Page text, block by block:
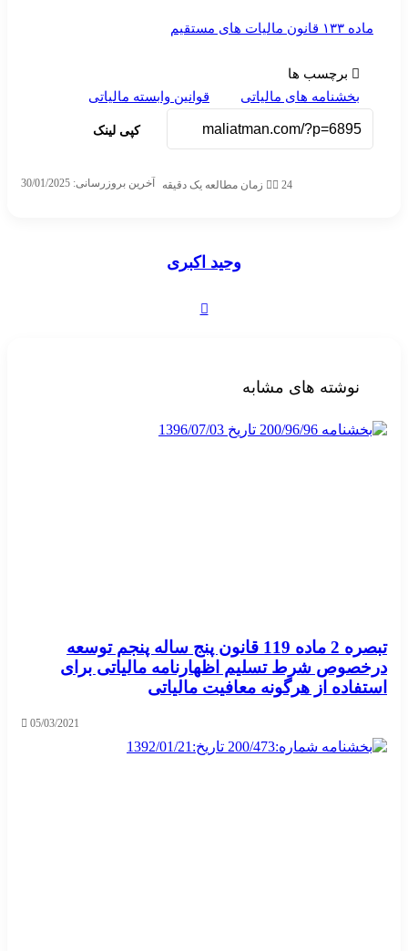
ماده ۱۳۳ قانون مالیات های مستقیم
برچسب ها
بخشنامه های مالیاتی
قوانین وابسته مالیاتی
کپی لینک
آخرین بروزرسانی: 30/01/2025 24 زمان مطالعه یک دقیقه
وحید اکبری
وبسایت
نوشته های مشابه
تبصره 2 ماده 119 قانون پنج ساله پنجم توسعه
درخصوص شرط تسلیم اظهارنامه مالیاتی برای
استفاده از هرگونه معافیت مالیاتی
05/03/2021